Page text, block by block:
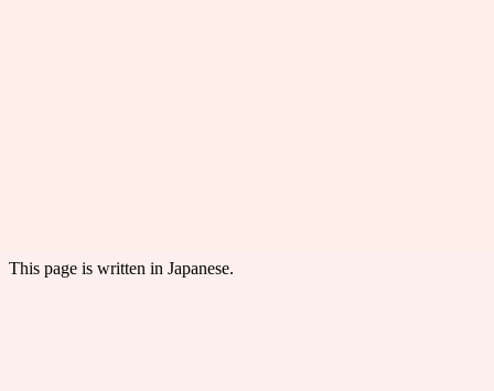
This page is written in Japanese.